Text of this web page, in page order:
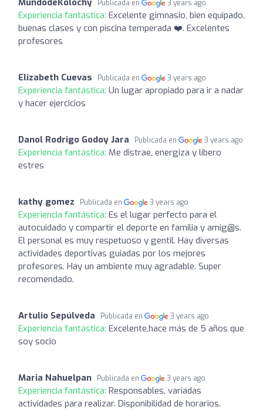
Publicada en 3 years ago
Experiencia fantástica: Excelente gimnasio, bien equipado,
buenas clases y con piscina temperada ❤️. Excelentes
profesores
Elizabeth Cuevas Publicada en 3 years ago
Experiencia fantástica: Un lugar apropiado para ir a nadar
y hacer ejercicios
Danol Rodrigo Godoy Jara Publicada en 3 years ago
Experiencia fantástica: Me distrae, energiza y libero
estres
kathy gomez Publicada en 3 years ago
Experiencia fantástica: Es el lugar perfecto para el
autocuidado y compartir el deporte en familia y amig@s.
El personal es muy respetuoso y gentil. Hay diversas
actividades deportivas guiadas por los mejores
profesores. Hay un ambiente muy agradable. Super
recomendado.
Artulio Sepúlveda Publicada en 3 years ago
Experiencia fantástica: Excelente,hace más de 5 años que
soy socio
Maria Nahuelpan Publicada en 3 years ago
Experiencia fantástica: Responsables, variadas
actividades para realizar. Disponibilidad de horarios.